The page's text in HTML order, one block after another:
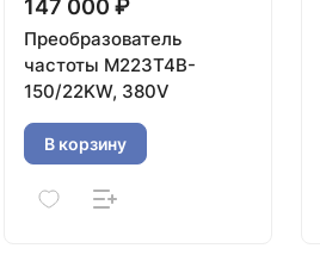
147 000 ₽
Преобразователь
частоты M223T4B-
150/22KW, 380V
В корзину